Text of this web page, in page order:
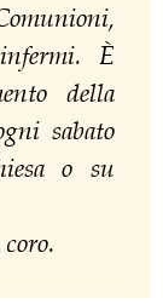
È
della
sabato
o su